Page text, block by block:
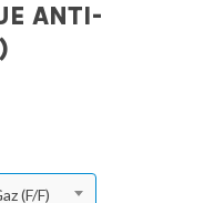
ANTI-
(F/F)